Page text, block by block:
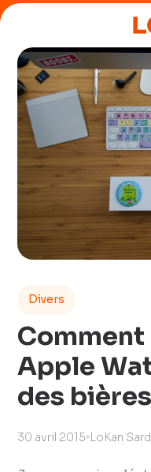
Divers
Comment
Apple
des
30 avril 2015 LoKan